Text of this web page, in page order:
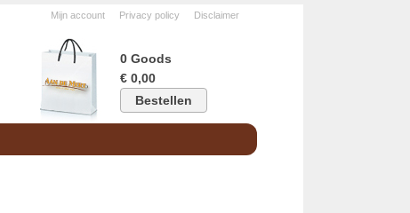
Mijn account Privacy policy Disclaimer
0 Goods
€ 0,00
Bestellen